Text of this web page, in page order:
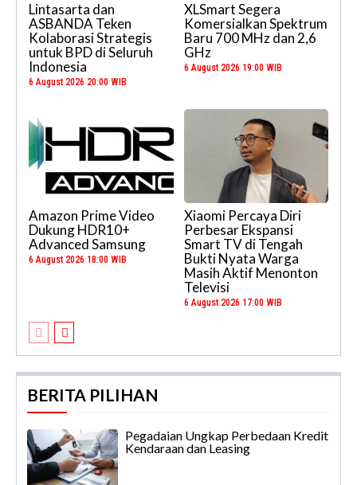
Lintasarta dan
ASBANDA Teken
Kolaborasi Strategis
untuk BPD di Seluruh
Indonesia
6 August 2026 20:00 WIB
XLSmart Segera
Komersialkan Spektrum
Baru 700 MHz dan 2,6
GHz
6 August 2026 19:00 WIB
Amazon Prime Video
Dukung HDR10+
Advanced Samsung
6 August 2026 18:00 WIB
Xiaomi Percaya Diri
Perbesar Ekspansi
Smart TV di Tengah
Bukti Nyata Warga
Masih Aktif Menonton
Televisi
6 August 2026 17:00 WIB
BERITA PILIHAN
Pegadaian Ungkap Perbedaan Kredit
Kendaraan dan Leasing